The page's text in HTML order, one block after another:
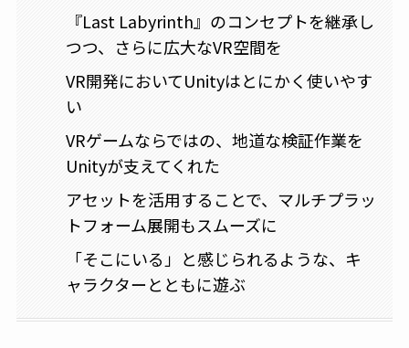
『Last Labyrinth』のコンセプトを継承し
つつ、さらに広大なVR空間を
VR開発においてUnityはとにかく使いやす
い
VRゲームならではの、地道な検証作業を
Unityが支えてくれた
アセットを活用することで、マルチプラッ
トフォーム展開もスムーズに
「そこにいる」と感じられるような、キ
ャラクターとともに遊ぶ